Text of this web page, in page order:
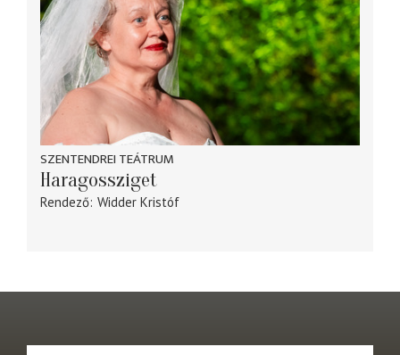
SZENTENDREI TEÁTRUM
Haragossziget
Rendező Widder Kristóf